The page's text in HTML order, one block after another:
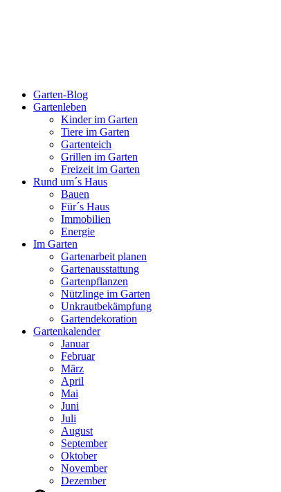
Garten-Blog
Gartenleben
Kinder im Garten
Tiere im Garten
Gartenteich
Grillen im Garten
Freizeit im Garten
Rund um´s Haus
Bauen
Für´s Haus
Immobilien
Energie
Im Garten
Gartenarbeit planen
Gartenausstattung
Gartenpflanzen
Nützlinge im Garten
Unkrautbekämpfung
Gartendekoration
Gartenkalender
Januar
Februar
März
April
Mai
Juni
Juli
August
September
Oktober
November
Dezember